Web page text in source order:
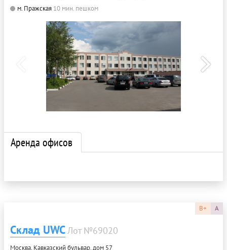
м. Пражская 10 мин. пешком
Аренда офисов
B+ A
Склад UWCЛот №69020
Москва, Кавказский бульвар, дом 57